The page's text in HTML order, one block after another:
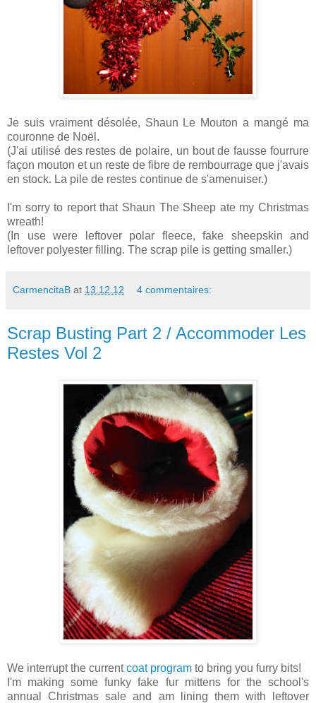
Je suis vraiment désolée, Shaun Le Mouton a mangé ma
couronne de Noël.
(J'ai utilisé des restes de polaire, un bout de fausse fourrure
façon mouton et un reste de fibre de rembourrage que j'avais
en stock. La pile de restes continue de s'amenuiser.)
I'm sorry to report that Shaun The Sheep ate my Christmas
wreath!
(In use were leftover polar fleece, fake sheepskin and
leftover polyester filling. The scrap pile is getting smaller.)
CarmencitaB at 13.12.12 4 commentaires:
Scrap Busting Part 2 / Accommoder Les
Restes Vol 2
We interrupt the currentcoat program to bring you furry bits!
I'm making some funky fake fur mittens for the school's
annual Christmas sale and am lining them with leftover